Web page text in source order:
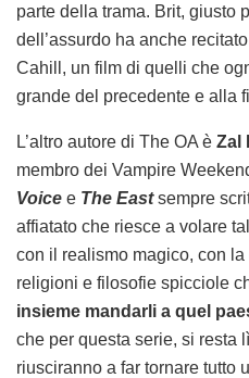
parte della trama. Brit, giusto
dell’assurdo ha anche
Cahill, un film di quelli che
grande del precedente e alla
L’altro autore di The OA è Zal
membro dei Vampire
Voice e The East sempre
affiatato che riesce a volare
con il realismo magico, con
religioni e filosofie spicciole
insieme mandarli a quel
che per questa serie, si resta
riusciranno a far tornare tutto